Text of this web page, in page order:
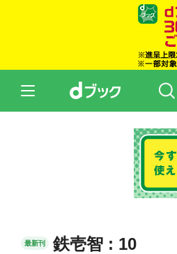
最新刊 鉄壱智 : 10